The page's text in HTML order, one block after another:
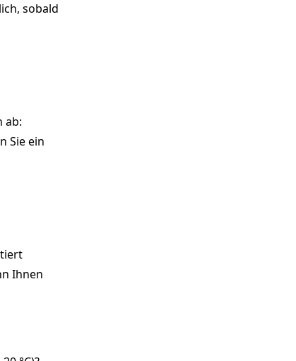
sobald
ab:
Sie ein
Ihnen